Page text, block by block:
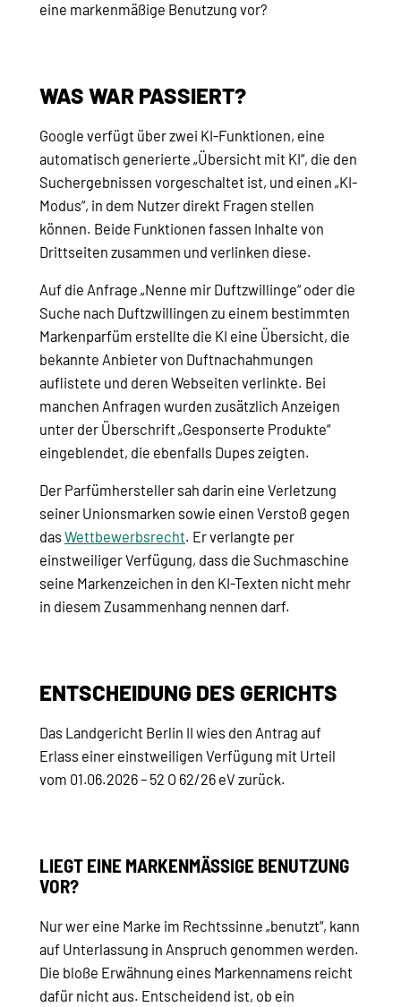
eine markenmäßige Benutzung vor?
WAS WAR PASSIERT?
Google verfügt über zwei KI-Funktionen, eine
automatisch generierte „Übersicht mit KI“, die den
Suchergebnissen vorgeschaltet ist, und einen „KI-
Modus“, in dem Nutzer direkt Fragen stellen
können. Beide Funktionen fassen Inhalte von
Drittseiten zusammen und verlinken diese.
Auf die Anfrage „Nenne mir Duftzwillinge“ oder die
Suche nach Duftzwillingen zu einem bestimmten
Markenparfüm erstellte die KI eine Übersicht, die
bekannte Anbieter von Duftnachahmungen
auflistete und deren Webseiten verlinkte. Bei
manchen Anfragen wurden zusätzlich Anzeigen
unter der Überschrift „Gesponserte Produkte“
eingeblendet, die ebenfalls Dupes zeigten.
Der Parfümhersteller sah darin eine Verletzung
seiner Unionsmarken sowie einen Verstoß gegen
das Wettbewerbsrecht. Er verlangte per
einstweiliger Verfügung, dass die Suchmaschine
seine Markenzeichen in den KI-Texten nicht mehr
in diesem Zusammenhang nennen darf.
ENTSCHEIDUNG DES GERICHTS
Das Landgericht Berlin II wies den Antrag auf
Erlass einer einstweiligen Verfügung mit Urteil
vom 01.06.2026 – 52 O 62/26 eV zurück.
LIEGT EINE MARKENMÄSSIGE BENUTZUNG V
OR?
Nur wer eine Marke im Rechtssinne „benutzt“, kann
auf Unterlassung in Anspruch genommen werden.
Die bloße Erwähnung eines Markennamens reicht
dafür nicht aus. Entscheidend ist, ob ein